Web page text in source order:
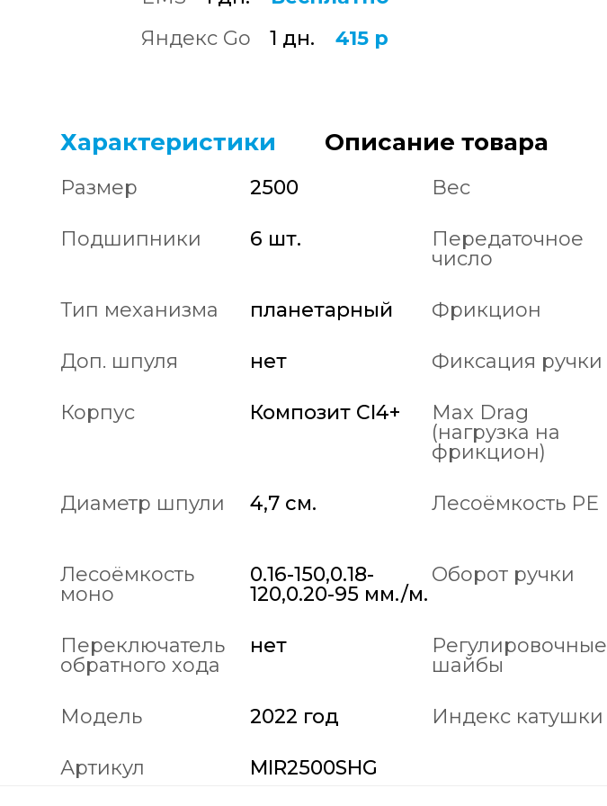
Яндекс Go
1 дн. 415 р
Характеристики Описание товара
Размер 2500 Вес
Подшипники 6 шт.
Передаточное
число
Тип механизма планетарный Фрикцион
Доп. шпуля нет Фиксация ручки
Корпус Композит CI4+
Max Drag
(нагрузка на
фрикцион)
Диаметр шпули 4,7 см. Лесоёмкость PE
Лесоёмкость
моно
0.16-150,0.18-
120,0.20-95 мм./м.
Оборот ручки
Переключатель
обратного хода
нет
Регулировочные
шайбы
Модель 2022 год Индекс катушки
Артикул MIR2500SHG